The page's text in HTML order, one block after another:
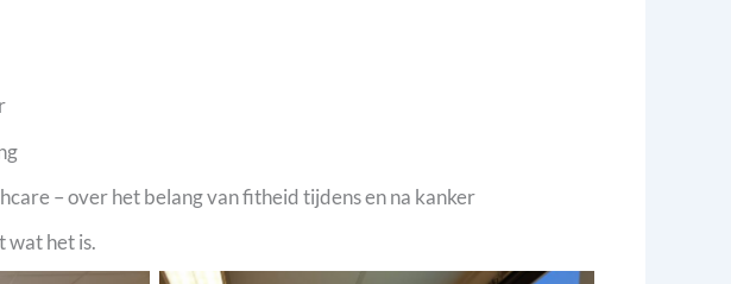
– over het belang van fitheid tijdens en na kanker
wat het is.